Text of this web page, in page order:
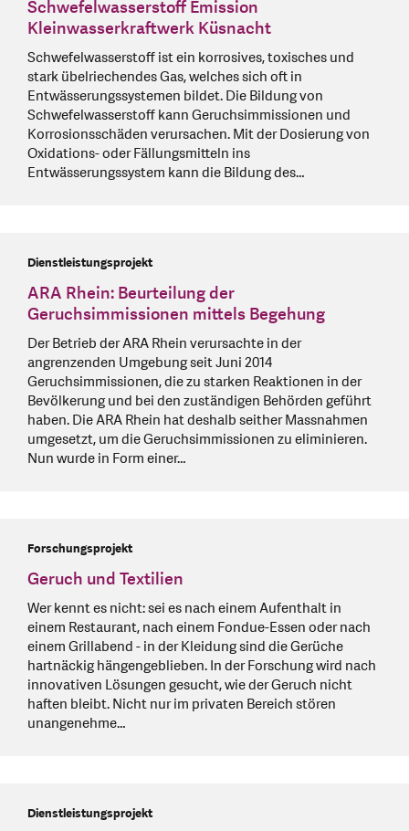
Schwefelwasserstoff Emission
Kleinwasserkraftwerk Küsnacht
Schwefelwasserstoff ist ein korrosives, toxisches und
stark übelriechendes Gas, welches sich oft in
Entwässerungssystemen bildet. Die Bildung von
Schwefelwasserstoff kann Geruchsimmissionen und
Korrosionsschäden verursachen. Mit der Dosierung von
Oxidations- oder Fällungsmitteln ins
Entwässerungssystem kann die Bildung des…
Dienstleistungsprojekt
ARA Rhein: Beurteilung der
Geruchsimmissionen mittels Begehung
Der Betrieb der ARA Rhein verursachte in der
angrenzenden Umgebung seit Juni 2014
Geruchsimmissionen, die zu starken Reaktionen in der
Bevölkerung und bei den zuständigen Behörden geführt
haben. Die ARA Rhein hat deshalb seither Massnahmen
umgesetzt, um die Geruchsimmissionen zu eliminieren.
Nun wurde in Form einer…
Forschungsprojekt
Geruch und Textilien
Wer kennt es nicht: sei es nach einem Aufenthalt in
einem Restaurant, nach einem Fondue-Essen oder nach
einem Grillabend - in der Kleidung sind die Gerüche
hartnäckig hängengeblieben. In der Forschung wird nach
innovativen Lösungen gesucht, wie der Geruch nicht
haften bleibt. Nicht nur im privaten Bereich stören
unangenehme…
Dienstleistungsprojekt